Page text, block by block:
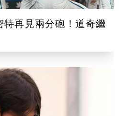
特再見兩分砲！道奇繼